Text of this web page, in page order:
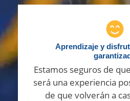
Aprendizaje y
Estamos seguros de
será una experiencia
de que volverán a